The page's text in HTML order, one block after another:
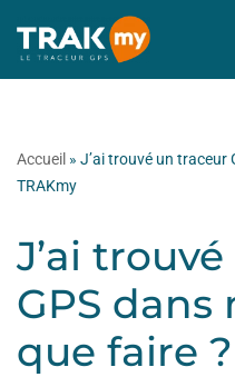
Aller
Accueil » J’ai trouvé un traceur
TRAKmy
J’ai
GPS dans
que faire